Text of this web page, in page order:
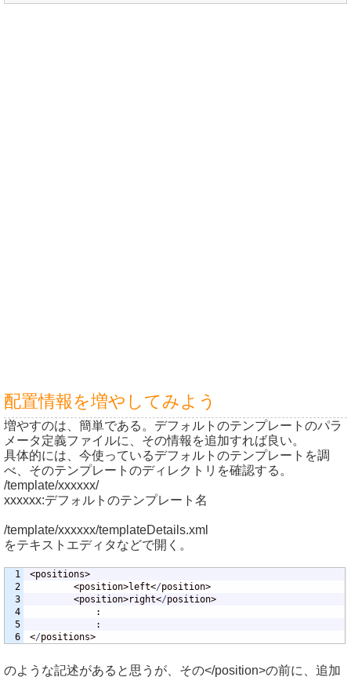
配置情報を増やしてみよう
増やすのは、簡単である。デフォルトのテンプレートのパラ
メータ定義ファイルに、その情報を追加すれば良い。
具体的には、今使っているデフォルトのテンプレートを調
べ、そのテンプレートのディレクトリを確認する。
/template/xxxxxx/
xxxxxx:デフォルトのテンプレート名
/template/xxxxxx/templateDetails.xml
をテキストエディタなどで開く。
1
2
3
4
5
<positions>
		<position>left<
/position>
		<position>right<
/position>
</positions>
のような記述があると思うが、その</position>の前に、追加